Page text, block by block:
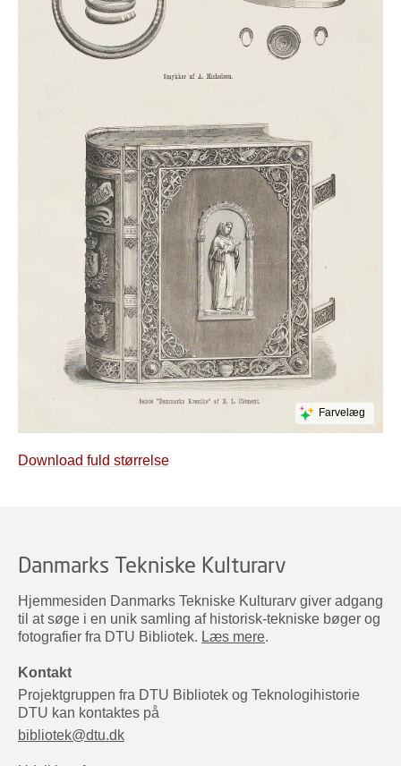
Farvelæg
Download fuld størrelse
Danmarks Tekniske Kulturarv
Hjemmesiden Danmarks Tekniske Kulturarv giver adgang
til at søge i en unik samling af historisk-tekniske bøger og
fotografier fra DTU Bibliotek. Læs mere.
Kontakt
Projektgruppen fra DTU Bibliotek og Teknologihistorie
DTU kan kontaktes på
bibliotek@dtu.dk